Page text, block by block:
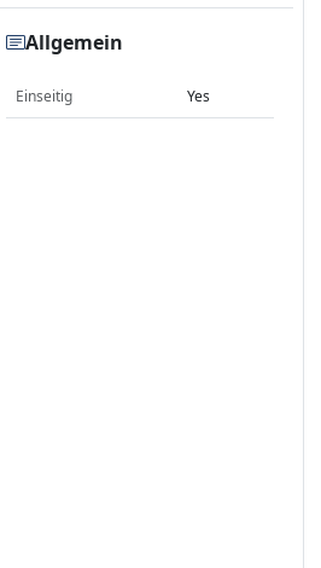
Allgemein
Einseitig Yes